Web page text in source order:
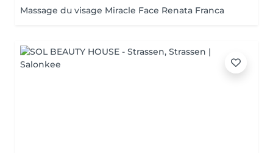
Massage du visage Miracle Face Renata Franca